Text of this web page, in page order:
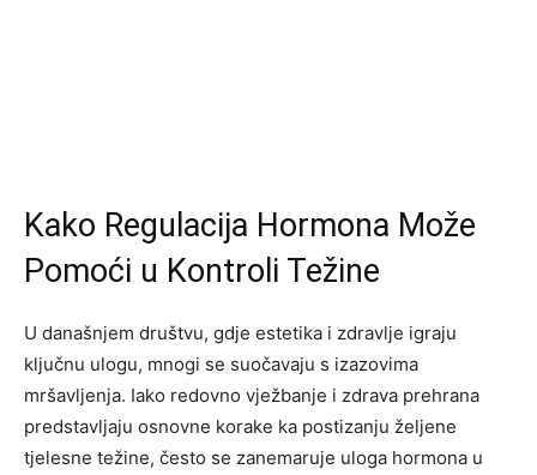
Kako Regulacija Hormona Može
Pomoći u Kontroli Težine
U današnjem društvu, gdje estetika i zdravlje igraju
ključnu ulogu, mnogi se suočavaju s izazovima
mršavljenja. Iako redovno vježbanje i zdrava prehrana
predstavljaju osnovne korake ka postizanju željene
tjelesne težine, često se zanemaruje uloga hormona u